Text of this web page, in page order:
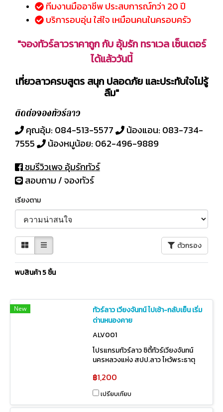
ทีมงานมืออาชีพ ประสบการณ์กว่า 20 ปี
บริการอบอุ่น ใส่ใจ เหมือนคนในครอบครัว
"จองทัวร์ลาวราคาถูก กับ อุ้มรัก ทราเวล เซ็นเตอร์
ได้แล้ววันนี้
เที่ยวลาวครบสูตร สนุก ปลอดภัย และประทับใจไม่รู้
ลืม"
ติดต่อจองทัวร์ลาว
คุณอุ้ม: 084-513-5577
น้องแอน: 083-734-
7555
น้องหมูน้อย: 062-496-9889
ชมรีวิวเพจ อุ้มรักทัวร์
สอบถาม / จองทัวร์
เรียงตาม
ตัวกรอง
พบสินค้า 5 ชิ้น
New
ทัวร์ลาว เวียงจันทน์ ไปเช้า-กลับเย็น เริ่ม
ด่านหนองคาย
ALV001
โปรแกรมทัวร์ลาว ซิตี้ทัวร์เวียงจันทน์
นครหลวงแห่ง สปป.ลาว ไหว้พระธาตุ
สีสะเกด ช็อบปิ้งโอด็อปลาวศูนย์
สมุนไพรบัวหิมะ
฿1,200
เปรียบเทียบ